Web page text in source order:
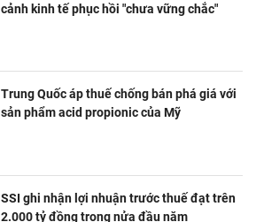
cảnh kinh tế phục hồi "chưa vững chắc"
Trung Quốc áp thuế chống bán phá giá với
sản phẩm acid propionic của Mỹ
SSI ghi nhận lợi nhuận trước thuế đạt trên
2.000 tỷ đồng trong nửa đầu năm